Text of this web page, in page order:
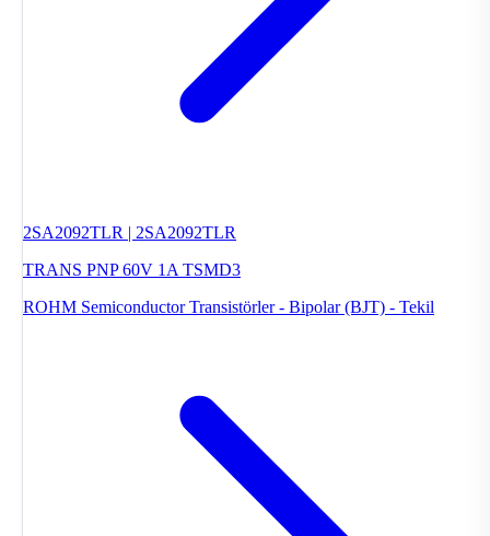
2SA2092TLR | 2SA2092TLR
TRANS PNP 60V 1A TSMD3
ROHM Semiconductor Transistörler - Bipolar (BJT) - Tekil